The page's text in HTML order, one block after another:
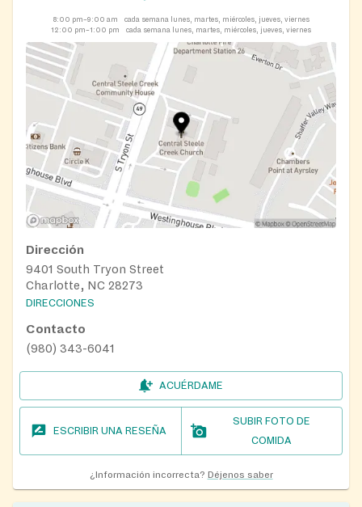
8:00 pm–9:00 am
cada semana lunes, martes, miércoles, jueves, viernes
12:00 pm–1:00 pm
cada semana lunes, martes, miércoles, jueves, viernes
Dirección
9401 South Tryon Street
Charlotte, NC 28273
DIRECCIONES
Contacto
(980) 343-6041
ACUÉRDAME
ESCRIBIR UNA RESEÑA
SUBIR FOTO DE
COMIDA
¿Información incorrecta? Déjenos saber